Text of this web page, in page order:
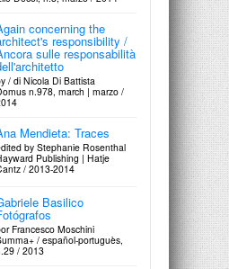
concerning the
responsibility /
sulle responsabilità
/ di Nicola Di Battista
n.978, march | marzo /
Mendieta: Traces
by Stephanie Rosenthal
Publishing | Hatje
/ 2013-2014
Basilico
Francesco Moschini
/ español-portuguès,
/ 2013